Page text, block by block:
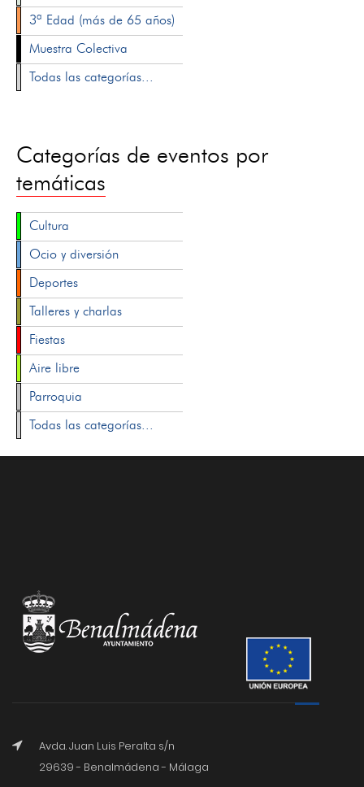
3ª Edad (más de 65 años)
Muestra Colectiva
Todas las categorías...
Categorías de eventos por
temáticas
Cultura
Ocio y diversión
Deportes
Talleres y charlas
Fiestas
Aire libre
Parroquia
Todas las categorías...
Avda. Juan Luis Peralta s/n
29639 - Benalmádena - Málaga